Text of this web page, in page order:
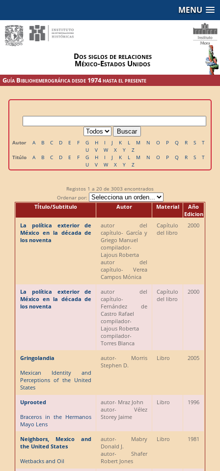
MENU
Dos siglos de relaciones
México-Estados Unidos
Guía Bibliohemerográfica desde 1974 hasta el presente
Autor A B C D E F G H I J K L M N O P Q R S
T
U
V W X Y
Z
Titúlo
A B C D E F G H I J K L M N O P Q R S
T
U
V W X Y Z
Registos 1 a 20 de 3003 encontrados
Ordenar por:
TÍtulo/Subtitulo Autor Material
Año
Edicion
La política exterior de
México en la década de
los noventa
autor del
capítulo- García y
Griego Manuel
compilador-
Lajous Roberta
autor del
capítulo- Verea
Campos Mónica
Capítulo
del libro
2000
La política exterior de
México en la década de
los noventa
autor del
capítulo-
Fernández de
Castro Rafael
compilador-
Lajous Roberta
compilador-
Torres Blanca
Capítulo
del libro
2000
Gringolandia
Mexican Identity and
Perceptions of the United
States
autor- Morris
Stephen D.
Libro 2005
Uprooted
Braceros in the Hermanos
Mayo Lens
autor- Mraz John
autor- Vélez
Storey Jaime
Libro 1996
Neighbors, Mexico and
the United States
Wetbacks and Oil
autor- Mabry
Donald J.
autor- Shafer
Robert Jones
Libro 1981